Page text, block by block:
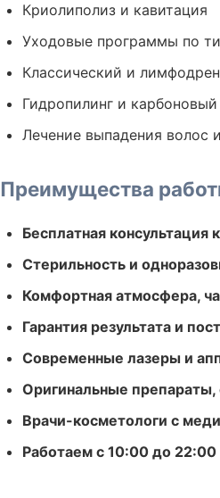
Криолиполиз и кавитация
Уходовые программы по
Классический и
Гидропилинг и карбоновый
Лечение выпадения волос
Преимущества
Бесплатная консультация
Стерильность и
Комфортная атмосфера,
Гарантия результата и
Современные лазеры и
Оригинальные
Врачи-косметологи с
Работаем с 10:00 до